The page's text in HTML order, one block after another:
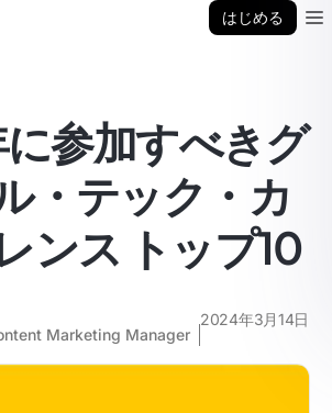
はじめる
参加すべきグ
・テック・カ
ンス トップ10
Marketing Manager
2024年3月14日